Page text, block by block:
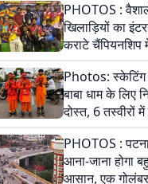
PHOTOS :
खिलाड़ियों का
कराटे चैंपियनशिप
जीते 9 पदक, पांच
देखिए पूरा खेल
Photos:
बाबा धाम के लिए
दोस्त, 6 तस्वीरों
आस्था और जुनून
PHOTOS :
आना-जाना होगा
आसान, एक